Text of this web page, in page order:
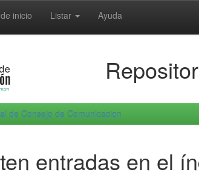
inicio Listar Ayuda
de Consejo de Comunicacion
entradas en el